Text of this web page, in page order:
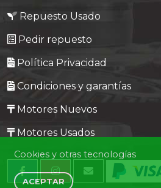
Repuesto Usado
Pedir repuesto
Política Privacidad
Condiciones y garantías
Motores Nuevos
Motores Usados
Cookies y otras tecnologías
ACEPTAR